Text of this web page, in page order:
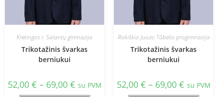
Kretingos r. Salantų gimnazija
Trikotažinis švarkas
berniukui
52,00 € – 69,00 € su PVM
Rokiškio Juozo Tūbelio progimnazija
Trikotažinis švarkas
berniukui
52,00 € – 69,00 € su PVM